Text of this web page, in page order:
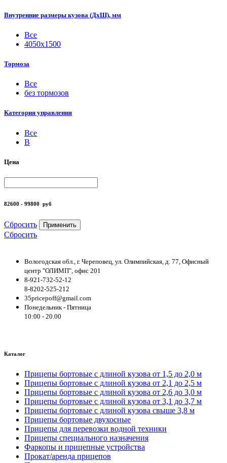
Внутренние размеры кузова (ДхШ), мм
Все
4050х1500
Тормоза
Все
без тормозов
Категория управления
Все
B
Цена
82600 - 99800 руб
Сбросить Применить
Сбросить
Вологодская обл., г. Череповец, ул. Олимпийская, д. 77, Офисный
центр "ОЛИМП", офис 201
8-921-732-52-12
8-8202-525-212
35pricepoff@gmail.com
Понедельник - Пятница
10:00 - 20.00
Каталог
Прицепы бортовые с длиной кузова от 1,5 до 2,0 м
Прицепы бортовые с длиной кузова от 2,1 до 2,5 м
Прицепы бортовые с длиной кузова от 2,6 до 3,0 м
Прицепы бортовые с длиной кузова от 3,1 до 3,7 м
Прицепы бортовые с длиной кузова свыше 3,8 м
Прицепы бортовые двухосные
Прицепы для перевозки водной техники
Прицепы специального назначения
Фаркопы и прицепные устройства
Прокат/аренда прицепов